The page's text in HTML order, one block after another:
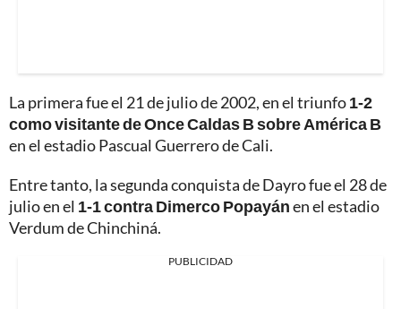
La primera fue el 21 de julio de 2002, en el triunfo1-2
como visitante de Once Caldas B sobre América B
en el estadio Pascual Guerrero de Cali.
Entre tanto, la segunda conquista de Dayro fue el 28 de
julio en el 1-1 contra Dimerco Popayánen el estadio
Verdum de Chinchiná.
PUBLICIDAD